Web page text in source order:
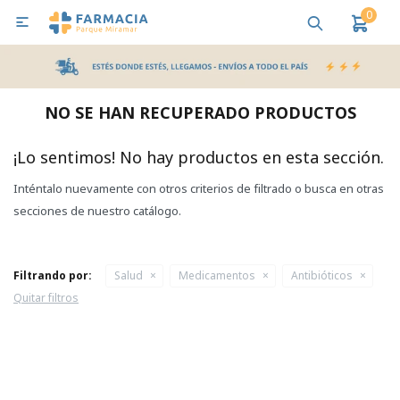
0

NO SE HAN RECUPERADO PRODUCTOS
¡Lo sentimos! No hay productos en esta sección.
Inténtalo nuevamente con otros criterios de filtrado o busca en otras
secciones de nuestro catálogo.
Filtrando por: Salud Medicamentos
Antibióticos
Quitar filtros
MI CUENTA
Bebes y Maternidad Salud
Pañales y Toallitas
Lactancia y Nutrición
Higiene y Bienestar